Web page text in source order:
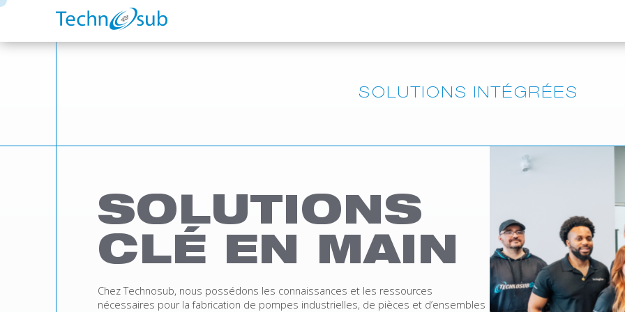
SOLUTIONS INTÉGRÉES
SOLUTIONS
CLÉ EN MAIN
Chez Technosub, nous possédons les connaissances et les ressources
nécessaires pour la fabrication de pompes industrielles, de pièces et d’ensembles